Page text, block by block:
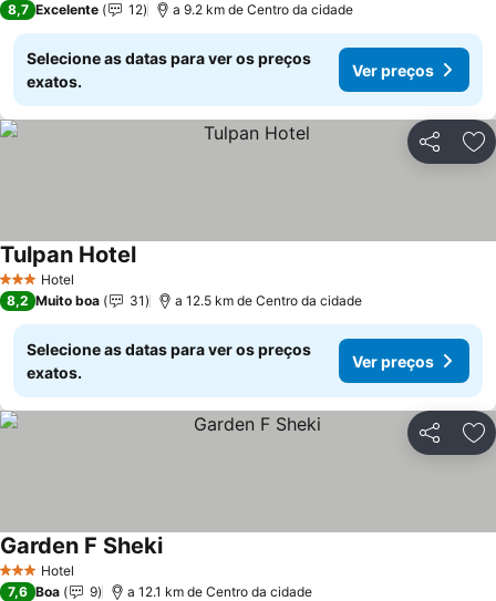
8,7 Excelente 12 a 9.2 km de Centro da cidade
Selecione as datas para ver os preços
exatos.
Ver preços
Partilhar
3 EstrelasHotel
Tulpan Hotel
8,2 Muito boa 31 a 12.5 km de Centro da cidade
Selecione as datas para ver os preços
exatos.
Ver preços
Partilhar
3 EstrelasHotel
Garden F Sheki
7,6 Boa 9 a 12.1 km de Centro da cidade